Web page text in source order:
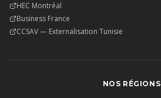
HEC Montréal
Business France
CCSAV — Externalisation Tunisie
NOS RÉGIONS